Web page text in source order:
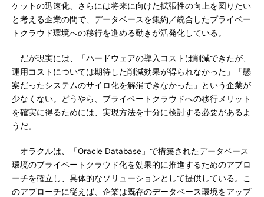
ケットの迅速化、さらには将来に向けた拡張性の向上を図りたい
と考える企業の間で、データベースを集約／統合したプライベー
トクラウド環境への移行を進める動きが活発化している。
だが現実には、「ハードウェアの導入コストは削減できたが、
運用コストについては期待した削減効果が得られなかった」「懸
案だったシステムのサイロ化を解消できなかった」という企業が
少なくない。どうやら、プライベートクラウドへの移行メリット
を確実に得るためには、実現方法を十分に検討する必要があるよ
うだ。
オラクルは、「Oracle Database」で構築されたデータベース
環境のプライベートクラウド化を効果的に推進するためのアプロ
ーチを確立し、具体的なソリューションとして提供している。こ
のアプローチに従えば、企業は既存のデータベース環境をアップ